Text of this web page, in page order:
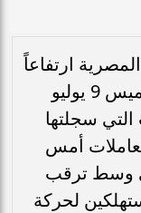
ارتفاعاً
طفيفاً مع بداية تداولات اليوم الخميس 9 يوليو
التي سجلتها
أمس
وسط ترقب
لحركة